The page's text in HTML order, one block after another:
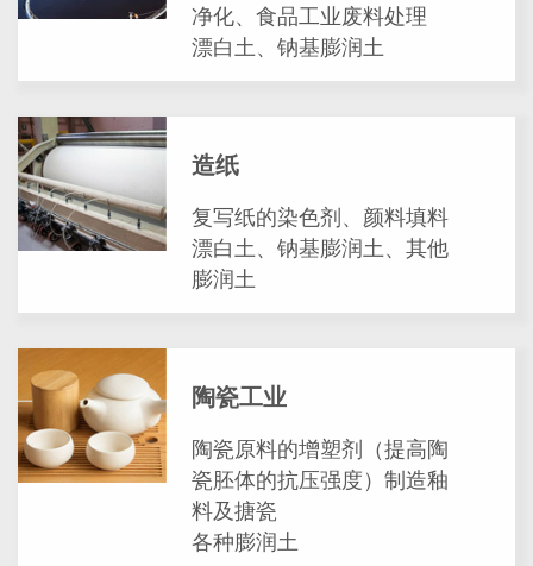
净化、食品工业废料处理
漂白土、钠基膨润土
造纸
复写纸的染色剂、颜料填料
漂白土、钠基膨润土、其他
膨润土
陶瓷工业
陶瓷原料的增塑剂（提高陶
瓷胚体的抗压强度）制造釉
料及搪瓷
各种膨润土